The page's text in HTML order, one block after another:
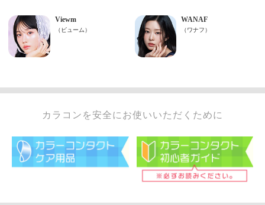
カラコンを安全にお使いいただくために